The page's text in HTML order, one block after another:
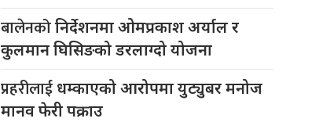
बालेनकोनिर्देशनमा ओमप्रकाश अर्याल र
कुलमान घिसिङको डरलाग्दो योजना
प्रहरीलाई धम्काएको आरोपमा युट्युबर मनोज
मानव फेरी पक्राउ